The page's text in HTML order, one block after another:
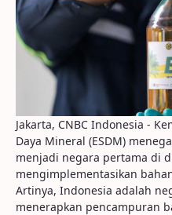
Jakarta, CNBC Indonesia -
Daya Mineral (ESDM)
menjadi negara pertama di
mengimplementasikan
Artinya, Indonesia adalah
menerapkan pencampuran